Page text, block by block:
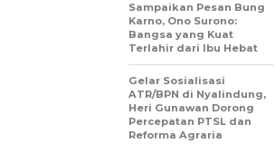
Sampaikan Pesan Bung
Karno, Ono Surono:
Bangsa yang Kuat
Terlahir dari Ibu Hebat
Gelar Sosialisasi
ATR/BPN di Nyalindung,
Heri Gunawan Dorong
Percepatan PTSL dan
Reforma Agraria